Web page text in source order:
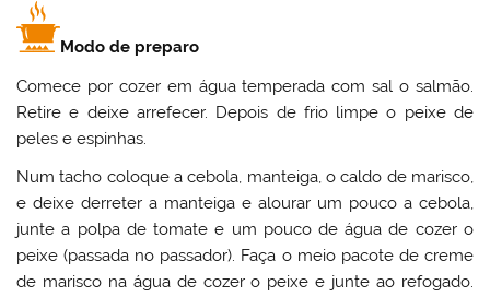
Modo de preparo
Comece por cozer em água temperada com sal o salmão.
Retire e deixe arrefecer. Depois de frio limpe o peixe de
peles e espinhas.
Num tacho coloque a cebola, manteiga, o caldo de marisco,
e deixe derreter a manteiga e alourar um pouco a cebola,
junte a polpa de tomate e um pouco de água de cozer o
peixe (passada no passador). Faça o meio pacote de creme
de marisco na água de cozer o peixe e junte ao refogado.